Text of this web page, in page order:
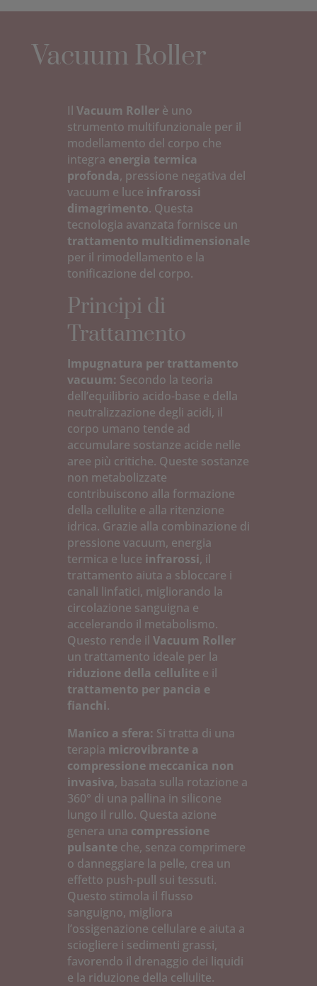
Vacuum Roller
Il Vacuum Rollerè uno
strumento multifunzionale per il
modellamento del corpo che
integra energia termica
profonda, pressione negativa del
vacuum e luce infrarossi
dimagrimento. Questa
tecnologia avanzata fornisce un
trattamento multidimensionale
per il rimodellamento e la
tonificazione del corpo.
Principi di
Trattamento
Impugnatura per trattamento
vacuum: Secondo la teoria
dell’equilibrio acido-base e della
neutralizzazione degli acidi, il
corpo umano tende ad
accumulare sostanze acide nelle
aree più critiche. Queste sostanze
non metabolizzate
contribuiscono alla formazione
della cellulite e alla ritenzione
idrica. Grazie alla combinazione di
pressione vacuum, energia
termica e luce infrarossi, il
trattamento aiuta a sbloccare i
canali linfatici, migliorando la
circolazione sanguigna e
accelerando il metabolismo.
Questo rende il Vacuum Roller
un trattamento ideale per la
riduzione della cellulitee il
trattamento per pancia e
fianchi.
Manico a sfera: Si tratta di una
terapia microvibrante a
compressione meccanica non
invasiva, basata sulla rotazione a
360° di una pallina in silicone
lungo il rullo. Questa azione
genera una compressione
pulsanteche, senza comprimere
o danneggiare la pelle, crea un
effetto push-pull sui tessuti.
Questo stimola il flusso
sanguigno, migliora
l’ossigenazione cellulare e aiuta a
sciogliere i sedimenti grassi,
favorendo il drenaggio dei liquidi
e la riduzione della cellulite.